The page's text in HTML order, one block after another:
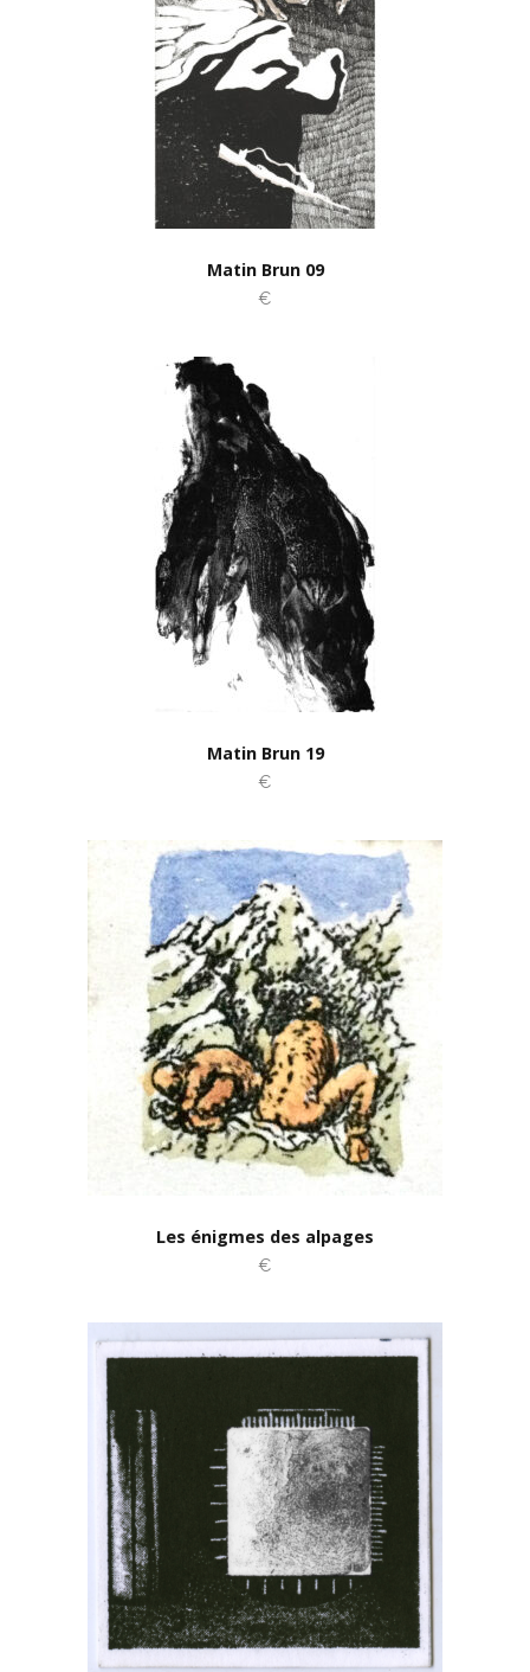
Matin Brun 09
€
Matin Brun 19
€
Les énigmes des alpages
€